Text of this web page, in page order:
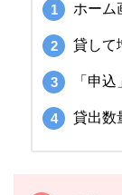
ホーム
貸して
「申
貸出数